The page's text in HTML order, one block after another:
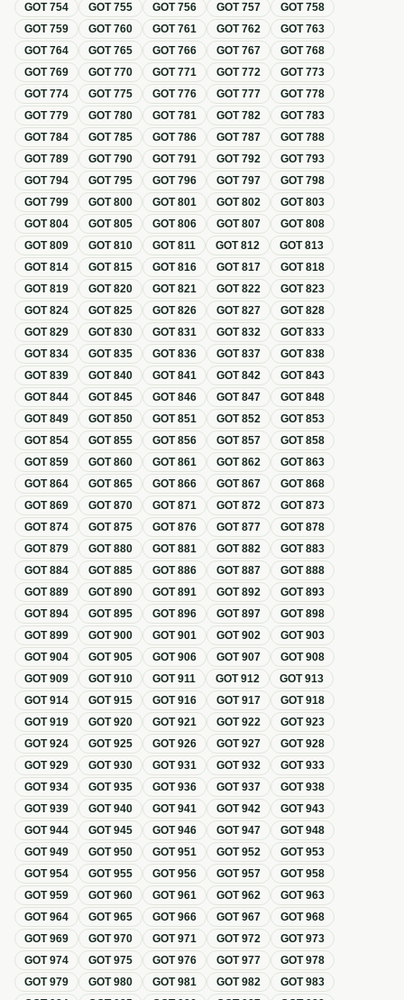
GOT754 GOT755 GOT756 GOT757 GOT758
GOT759 GOT760 GOT761 GOT762 GOT763
GOT764 GOT765 GOT766 GOT767 GOT768
GOT769 GOT770 GOT771 GOT772 GOT773
GOT774 GOT775 GOT776 GOT777 GOT778
GOT779 GOT780 GOT781 GOT782 GOT783
GOT784 GOT785 GOT786 GOT787 GOT788
GOT789 GOT790 GOT791 GOT792 GOT793
GOT794 GOT795 GOT796 GOT797 GOT798
GOT799 GOT800 GOT801 GOT802 GOT803
GOT804 GOT805 GOT806 GOT807 GOT808
GOT809 GOT810 GOT811 GOT812 GOT813
GOT814 GOT815 GOT816 GOT817 GOT818
GOT819 GOT820 GOT821 GOT822 GOT823
GOT824 GOT825 GOT826 GOT827 GOT828
GOT829 GOT830 GOT831 GOT832 GOT833
GOT834 GOT835 GOT836 GOT837 GOT838
GOT839 GOT840 GOT841 GOT842 GOT843
GOT844 GOT845 GOT846 GOT847 GOT848
GOT849 GOT850 GOT851 GOT852 GOT853
GOT854 GOT855 GOT856 GOT857 GOT858
GOT859 GOT860 GOT861 GOT862 GOT863
GOT864 GOT865 GOT866 GOT867 GOT868
GOT869 GOT870 GOT871 GOT872 GOT873
GOT874 GOT875 GOT876 GOT877 GOT878
GOT879 GOT880 GOT881 GOT882 GOT883
GOT884 GOT885 GOT886 GOT887 GOT888
GOT889 GOT890 GOT891 GOT892 GOT893
GOT894 GOT895 GOT896 GOT897 GOT898
GOT899 GOT900 GOT901 GOT902 GOT903
GOT904 GOT905 GOT906 GOT907 GOT908
GOT909 GOT910 GOT911 GOT912 GOT913
GOT914 GOT915 GOT916 GOT917 GOT918
GOT919 GOT920 GOT921 GOT922 GOT923
GOT924 GOT925 GOT926 GOT927 GOT928
GOT929 GOT930 GOT931 GOT932 GOT933
GOT934 GOT935 GOT936 GOT937 GOT938
GOT939 GOT940 GOT941 GOT942 GOT943
GOT944 GOT945 GOT946 GOT947 GOT948
GOT949 GOT950 GOT951 GOT952 GOT953
GOT954 GOT955 GOT956 GOT957 GOT958
GOT959 GOT960 GOT961 GOT962 GOT963
GOT964 GOT965 GOT966 GOT967 GOT968
GOT969 GOT970 GOT971 GOT972 GOT973
GOT974 GOT975 GOT976 GOT977 GOT978
GOT979 GOT980 GOT981 GOT982 GOT983